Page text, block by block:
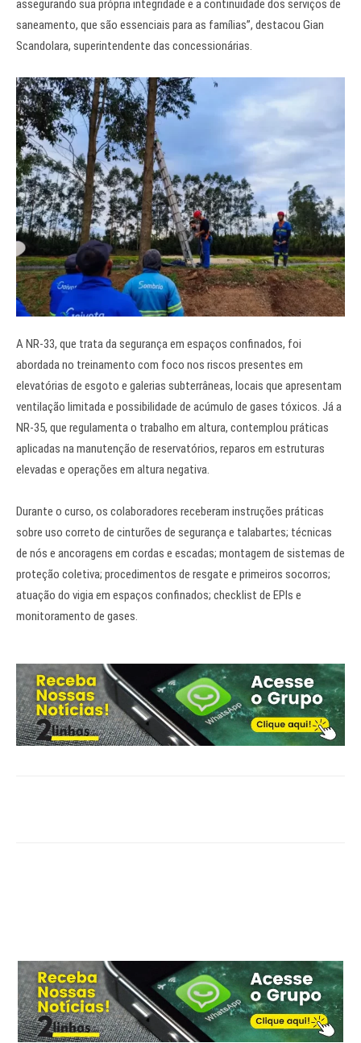
assegurando sua própria integridade e a continuidade dos serviços de
saneamento, que são essenciais para as famílias”, destacou Gian
Scandolara, superintendente das concessionárias.
A NR-33, que trata da segurança em espaços confinados, foi
abordada no treinamento com foco nos riscos presentes em
elevatórias de esgoto e galerias subterrâneas, locais que apresentam
ventilação limitada e possibilidade de acúmulo de gases tóxicos. Já a
NR-35, que regulamenta o trabalho em altura, contemplou práticas
aplicadas na manutenção de reservatórios, reparos em estruturas
elevadas e operações em altura negativa.
Durante o curso, os colaboradores receberam instruções práticas
sobre uso correto de cinturões de segurança e talabartes; técnicas
de nós e ancoragens em cordas e escadas; montagem de sistemas de
proteção coletiva; procedimentos de resgate e primeiros socorros;
atuação do vigia em espaços confinados; checklist de EPIs e
monitoramento de gases.